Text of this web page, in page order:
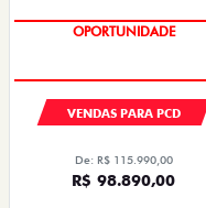
OPORTUNIDADE
VENDAS PARA PCD
De: R$ 115.990,00
R$ 98.890,00